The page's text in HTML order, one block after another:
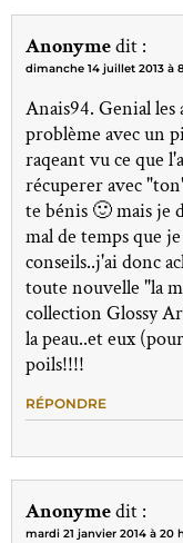
Anonymedit :
dimanche 14 juillet 2013 à
Anais94. Genial les
problème avec un
raqeant vu ce que
récuperer avec
te bénis 🙂 mais je
mal de temps que
conseils..j'ai donc
toute nouvelle "la
collection Glossy
la peau..et eux
poils!!!!
RÉPONDRE
Anonymedit :
mardi 21 janvier 2014 à 20